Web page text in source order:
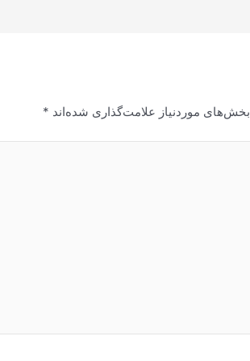
بخش‌های موردنیاز علامت‌گذاری شده‌اند *